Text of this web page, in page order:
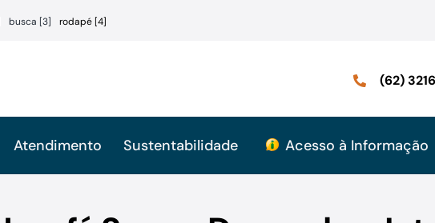
busca [3] rodapé [4]
(62)
Atendimento Sustentabilidade Acesso à Informação